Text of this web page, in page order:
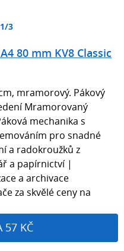
3
80 mm KV8 Classic
mramorový. Pákový
Mramorovaný
mechanika s
pro snadné
a radokroužků z
a papírnictví |
a archivace
za skvělé ceny na
57 KČ